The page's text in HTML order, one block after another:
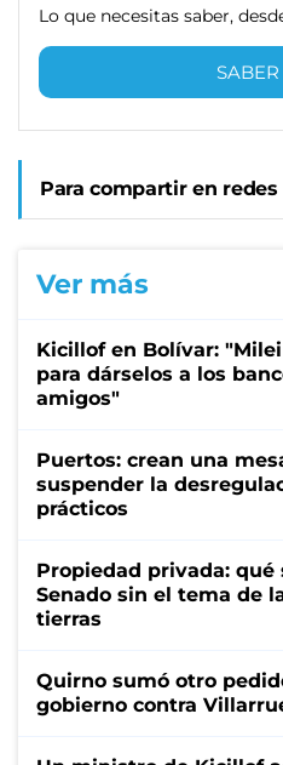
Lo que necesitas saber,
Para compartir en redes
Ver más
Kicillof en Bolívar:
para dárselos a los
amigos"
Puertos: crean una
suspender la
prácticos
Propiedad privada: qué
Senado sin el tema de
tierras
Quirno sumó otro
gobierno contra